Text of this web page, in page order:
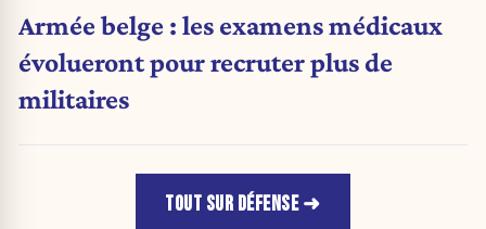
Armée belge : les examens médicaux
évolueront pour recruter plus de
militaires
TOUT SUR DÉFENSE